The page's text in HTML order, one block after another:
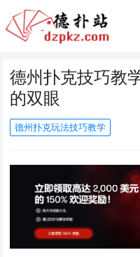
德州扑克技巧教
的双眼
德州扑克玩法技巧教学